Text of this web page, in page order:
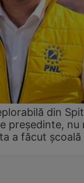
din
președinte, nu
a făcut școală